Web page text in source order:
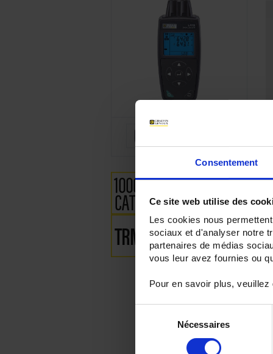
Consentement
Ce site web utilise des
Les cookies nous
sociaux et d'analyser notre
partenaires de médias
vous leur avez fournies ou
Pour en savoir plus, veuillez
consentement
Nécessaires